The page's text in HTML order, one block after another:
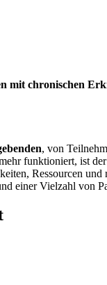
mit chronischen
, von
funktioniert, ist
Ressourcen
einer Vielzahl von